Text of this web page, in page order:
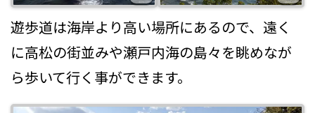
遊歩道は海岸より高い場所にあるので、遠く
に高松の街並みや瀬戸内海の島々を眺めなが
ら歩いて行く事ができます。